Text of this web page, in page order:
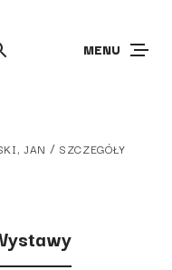
MENU
JAN / SZCZEGÓŁY